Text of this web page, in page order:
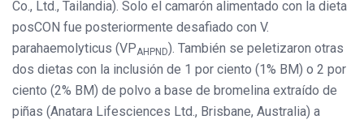
Co., Ltd., Tailandia). Solo el camarón alimentado con la dieta
posCON fue posteriormente desafiado con V.
parahaemolyticus (VPAHPND). También se peletizaron otras
dos dietas con la inclusión de 1 por ciento (1% BM) o 2 por
ciento (2% BM) de polvo a base de bromelina extraído de
piñas (Anatara Lifesciences Ltd., Brisbane, Australia) a